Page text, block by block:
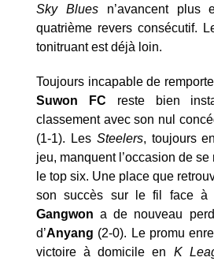
Sky Bluesn’avancent plus
quatrième revers consécutif.
tonitruant est déjà loin.
Toujours incapable de
Suwon FC reste bien
classement avec son nul
(1-1). Les Steelers, toujours
jeu, manquent l’occasion de
le top six. Une place que
son succès sur le fil face
Gangwon a de nouveau
d’Anyang (2-0). Le promu
victoire à domicile en K